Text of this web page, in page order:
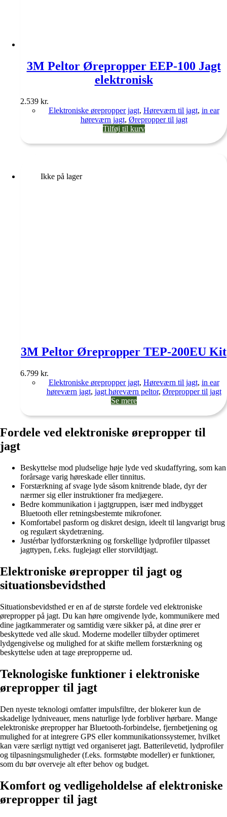
3M Peltor Ørepropper EEP-100 Jagt
elektronisk
2.539 kr.
Elektroniske ørepropper jagt, Høreværn til jagt, in ear
høreværn jagt, Ørepropper til jagt
Tilføj til kurv
Ikke på lager
3M Peltor Ørepropper TEP-200EU Kit
6.799 kr.
Elektroniske ørepropper jagt, Høreværn til jagt, in ear
høreværn jagt, jagt høreværn peltor, Ørepropper til jagt
Se mere
Fordele ved elektroniske ørepropper til
jagt
Beskyttelse mod pludselige høje lyde ved skudaffyring, som kan
forårsage varig høreskade eller tinnitus.​
Forstærkning af svage lyde såsom knitrende blade, dyr der
nærmer sig eller instruktioner fra medjægere.​
Bedre kommunikation i jagtgruppen, især med indbygget
Bluetooth eller retningsbestemte mikrofoner.​
Komfortabel pasform og diskret design, ideelt til langvarigt brug
og regulært skydetræning.​
Justérbar lydforstærkning og forskellige lydprofiler tilpasset
jagttypen, f.eks. fuglejagt eller storvildtjagt.​
Elektroniske ørepropper til jagt og
situationsbevidsthed
Situationsbevidsthed er en af de største fordele ved elektroniske
ørepropper på jagt. Du kan høre omgivende lyde, kommunikere med
dine jagtkammerater og samtidig være sikker på, at dine ører er
beskyttede ved alle skud. Moderne modeller tilbyder optimeret
lydgengivelse og mulighed for at skifte mellem forstærkning og
beskyttelse uden at tage ørepropperne ud.
Teknologiske funktioner i elektroniske
ørepropper til jagt
Den nyeste teknologi omfatter impulsfiltre, der blokerer kun de
skadelige lydniveauer, mens naturlige lyde forbliver hørbare. Mange
elektroniske ørepropper har Bluetooth-forbindelse, fjernbetjening og
mulighed for at integrere GPS eller kommunikationssystemer, hvilket
kan være særligt nyttigt ved organiseret jagt. Batterilevetid, lydprofiler
og tilpasningsmuligheder (f.eks. formstøbte modeller) er funktioner,
som du bør overveje alt efter behov og budget.
Komfort og vedligeholdelse af elektroniske
ørepropper til jagt